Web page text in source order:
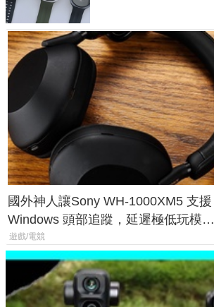
國外神人讓Sony WH-1000XM5 支援
Windows 頭部追蹤，延遲極低玩模擬
飛行超有感
遊戲/電競